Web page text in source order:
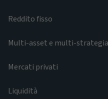
Reddito fisso
Multi-asset e multi-strategia
Mercati privati
Liquidità